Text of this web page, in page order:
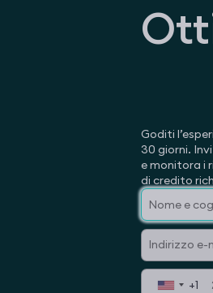
Goditi
30 giorni.
e monitora i
di credito
+1